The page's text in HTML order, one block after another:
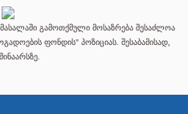
გამოთქმული მოსაზრება შესაძლოა
ფონდის" პოზიციას. შესაბამისად,